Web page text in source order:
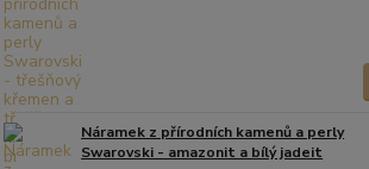
Náramek z přírodních kamenů a perly
Swarovski - amazonit a bílý jadeit